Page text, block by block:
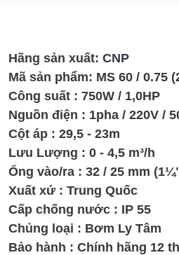
Hãng sản xuất: CNP
Mã sản phẩm: MS 60 / 0.75
Công suất : 750W / 1,0HP
Nguồn điện : 1pha / 220V /
Cột áp : 29,5 - 23m
Lưu Lượng : 0 - 4,5 m³/h
Ống vào/ra : 32 / 25 mm
Xuất xứ : Trung Quốc
Cấp chống nước : IP 55
Chủng loại : Bơm Ly Tâm
Bảo hành : Chính hãng 12